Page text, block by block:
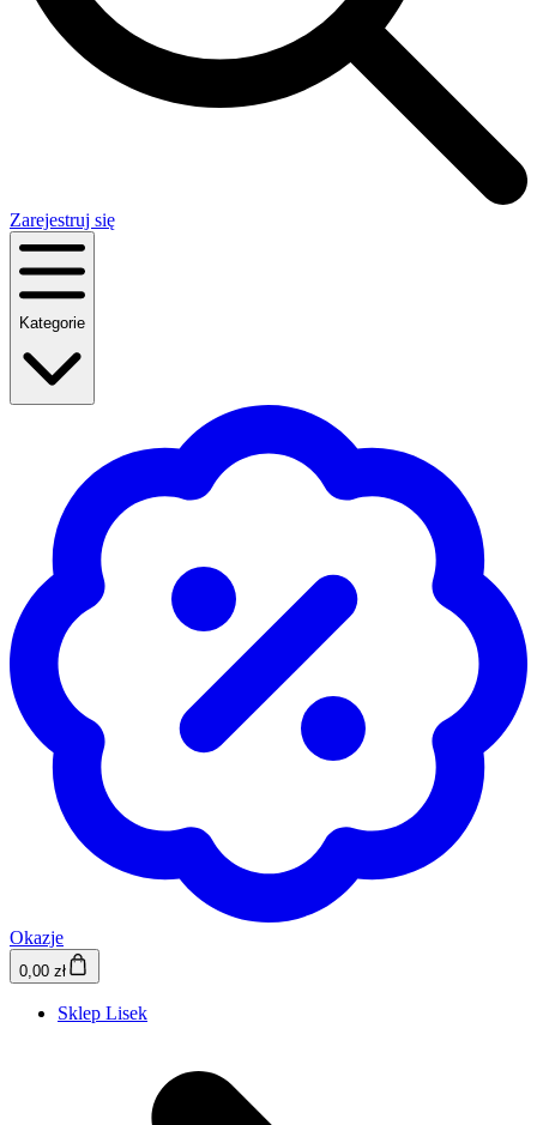
Zarejestruj się
Kategorie
Okazje
0,00 zł
Sklep Lisek